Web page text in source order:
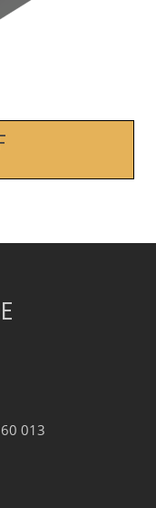
013